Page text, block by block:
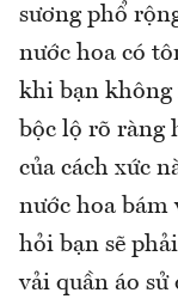
sương phổ
nước hoa có
khi bạn không
bộc lộ rõ ràng
của cách xức
nước hoa
hỏi bạn sẽ
vải quần áo